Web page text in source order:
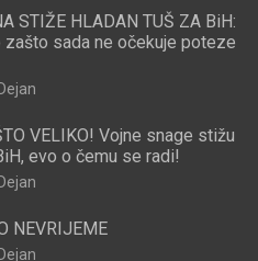
STIŽE HLADAN TUŠ ZA BiH:
sada ne očekuje poteze
Dejan
VELIKO! Vojne snage stižu
evo o čemu se radi!
Dejan
NEVRIJEME
Dejan